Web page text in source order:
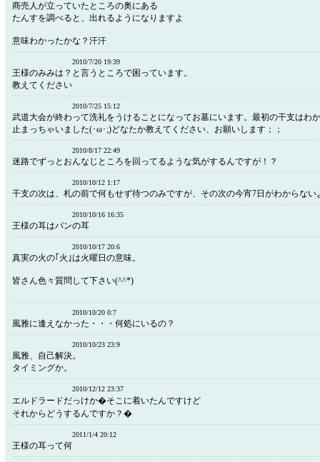
商売人が立っていたところの奥にある
たんすを調べると、出れるようになりますよ
意味わかったかな？汗汗
2010/7/20 19:39
王様のみみは？と言うところで困っています。
教えてください
2010/7/25 15:12
武道大会が終わって洗礼をうけることになってお墓にいます。最初の干支はわ
止まっちゃいました(･ω･;)どなたか教えてください、お願いします；；
2010/8/17 22:49
迷路でずっとおんなじところを回ってるような気がするんですが！？
2010/10/12 1:17
干支の次は、札の前で何もせず待つのみですが、その次の今宵7日がわからない
2010/10/16 16:35
王様の耳はパンの耳
2010/10/17 20:6
真実の火の｢火｣は火曜日の意味。
皆さん色々質問して下さい(^^*)
2010/10/20 0:7
風雅に逢えなかった・・・何処にいるの？
2010/10/23 23:9
風雅、自己解決。
タイミングか。
2010/12/12 23:37
エルドラードだっけか�そこに着いたんですけど
それからどうするんですか？�
2011/1/4 20:12
王様の耳って何